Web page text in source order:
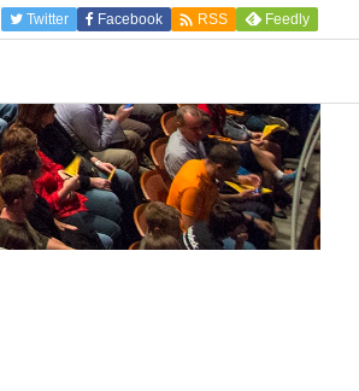
Twitter Facebook  RSS Feedly